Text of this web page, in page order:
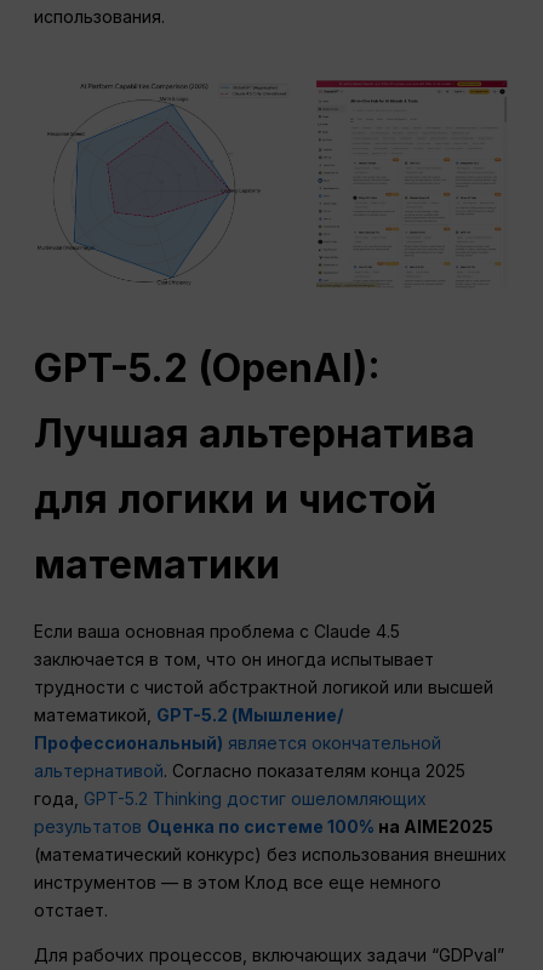
использования.
GPT-5.2 (OpenAI):
Лучшая альтернатива
для логики и чистой
математики
Если ваша основная проблема с Claude 4.5
заключается в том, что он иногда испытывает
трудности с чистой абстрактной логикой или высшей
математикой, GPT-5.2 (Мышление/
Профессиональный) является окончательной
альтернативой. Согласно показателям конца 2025
года, GPT-5.2 Thinking достиг ошеломляющих
результатов Оценка по системе 100% на AIME2025
(математический конкурс) без использования внешних
инструментов — в этом Клод все еще немного
отстает.
Для рабочих процессов, включающих задачи “GDPval”